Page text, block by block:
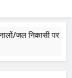
निकासी पर कब्जे